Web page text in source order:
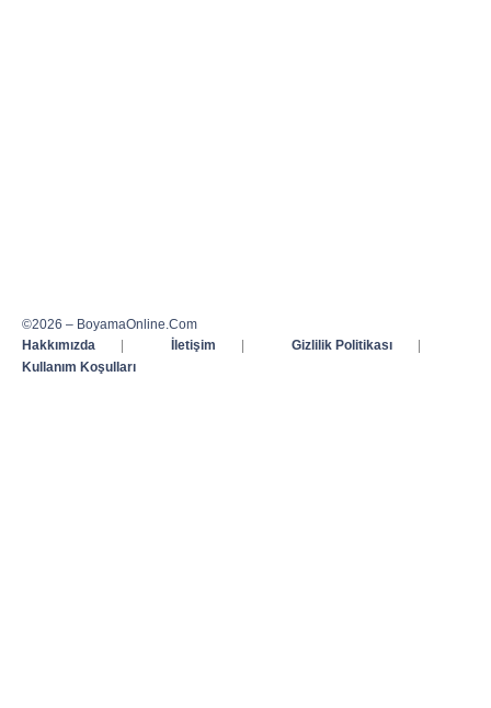
©2026 – BoyamaOnline.Com
Hakkımızda
| İletişim | Gizlilik Politikası
|
Kullanım Koşulları